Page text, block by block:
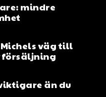
mindre
väg till
försäljning
än du